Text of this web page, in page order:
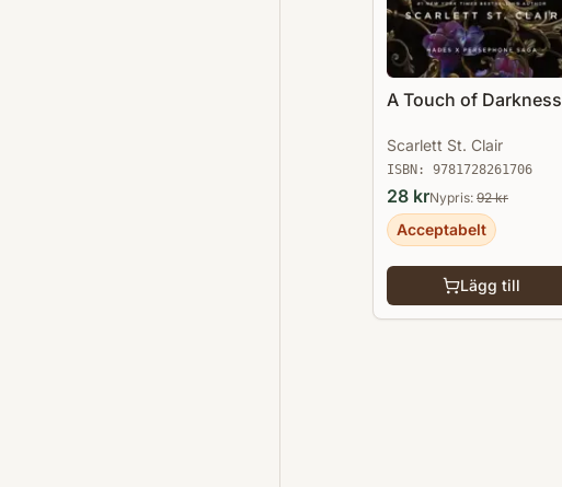
A Touch of Darkness
Scarlett St. Clair
ISBN: 9781728261706
28 krNypris: 92kr
Acceptabelt
Lägg till